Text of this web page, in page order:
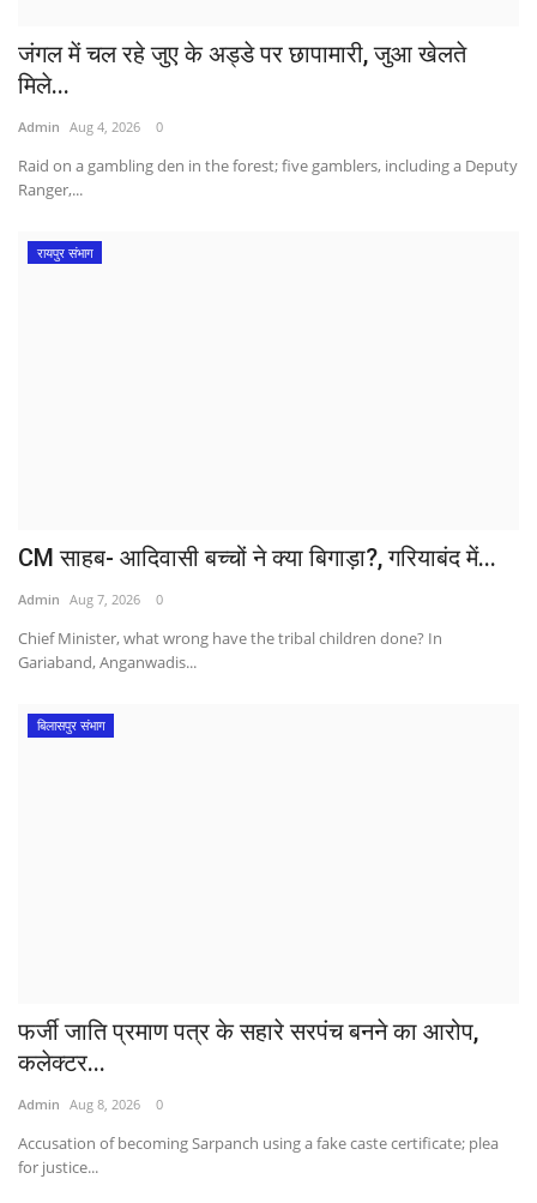
जंगल में चल रहे जुए के अड्डे पर छापामारी, जुआ खेलते
मिले...
Admin Aug 4, 2026 0
Raid on a gambling den in the forest; five gamblers, including a Deputy
Ranger,...
रायपुर संभाग
CM साहब- आदिवासी बच्चों ने क्या बिगाड़ा?, गरियाबंद में...
Admin Aug 7, 2026 0
Chief Minister, what wrong have the tribal children done? In
Gariaband, Anganwadis...
बिलासपुर संभाग
फर्जी जाति प्रमाण पत्र के सहारे सरपंच बनने का आरोप,
कलेक्टर...
Admin Aug 8, 2026 0
Accusation of becoming Sarpanch using a fake caste certificate; plea
for justice...